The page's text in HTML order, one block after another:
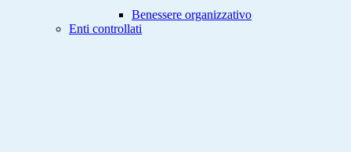
Benessere organizzativo
Enti controllati